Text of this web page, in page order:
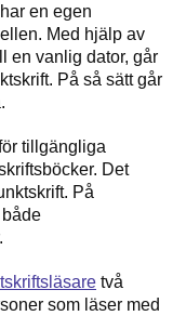
en egen
Med hjälp av
en vanlig dator, går
På så sätt går
tillgängliga
Det
På
två
som läser med